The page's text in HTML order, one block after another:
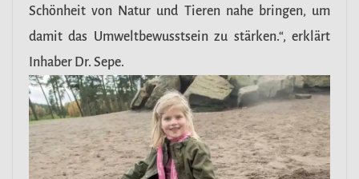
Schönheit von Natur und Tieren nahe bringen, um
damit das Umweltbewusstsein zu stärken.“, erklärt
Inhaber Dr. Sepe.